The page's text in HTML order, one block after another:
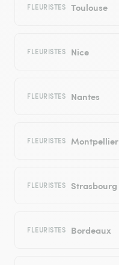
FLEURISTES Toulouse
FLEURISTES Nice
FLEURISTES Nantes
FLEURISTES Montpellier
FLEURISTES Strasbourg
FLEURISTES Bordeaux